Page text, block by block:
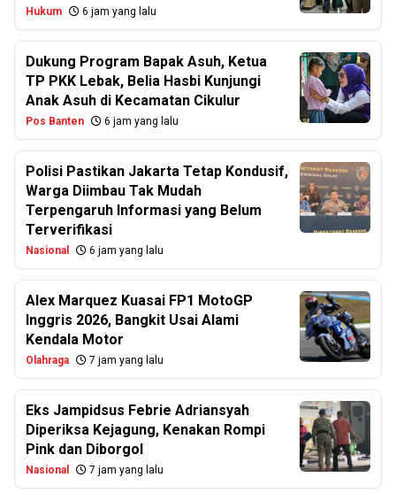
Hukum 6 jam yang lalu
Dukung Program Bapak Asuh, Ketua
TP PKK Lebak, Belia Hasbi Kunjungi
Anak Asuh di Kecamatan Cikulur
Pos Banten 6 jam yang lalu
Polisi Pastikan Jakarta Tetap Kondusif,
Warga Diimbau Tak Mudah
Terpengaruh Informasi yang Belum
Terverifikasi
Nasional 6 jam yang lalu
Alex Marquez Kuasai FP1 MotoGP
Inggris 2026, Bangkit Usai Alami
Kendala Motor
Olahraga 7 jam yang lalu
Eks Jampidsus Febrie Adriansyah
Diperiksa Kejagung, Kenakan Rompi
Pink dan Diborgol
Nasional 7 jam yang lalu